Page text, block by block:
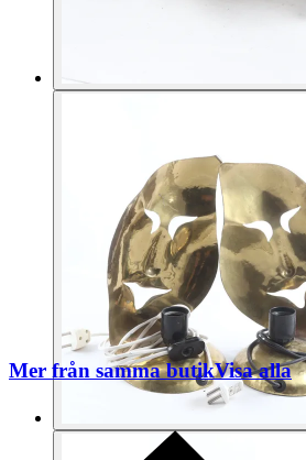
Mer från samma butikVisa alla